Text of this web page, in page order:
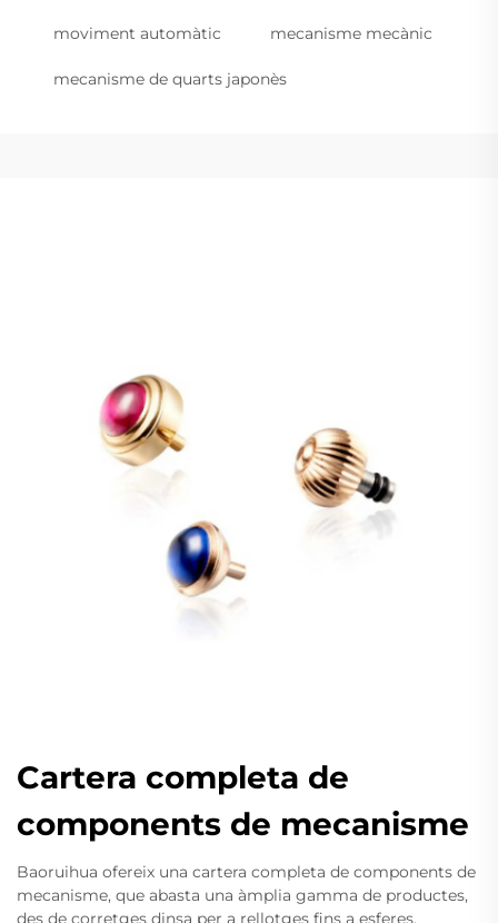
moviment automàtic mecanisme mecànic
mecanisme de quarts japonès
Cartera completa de
components de mecanisme
Baoruihua ofereix una cartera completa de components de
mecanisme, que abasta una àmplia gamma de productes,
des de corretges dinsa per a rellotges fins a esferes.